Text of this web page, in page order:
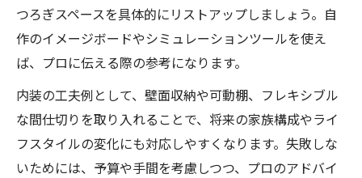
つろぎスペースを具体的にリストアップしましょう。自
作のイメージボードやシミュレーションツールを使え
ば、プロに伝える際の参考になります。
内装の工夫例として、壁面収納や可動棚、フレキシブル
な間仕切りを取り入れることで、将来の家族構成やライ
フスタイルの変化にも対応しやすくなります。失敗しな
いためには、予算や手間を考慮しつつ、プロのアドバイ